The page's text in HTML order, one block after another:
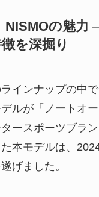
NISMOの魅力
を深掘り
インナップの中
ルが「ノートオ
ースポーツブラン
本モデルは、
げました。